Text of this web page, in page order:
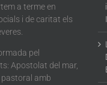
a terme en
i de caritat els
pel
Apostolat del mar,
amb